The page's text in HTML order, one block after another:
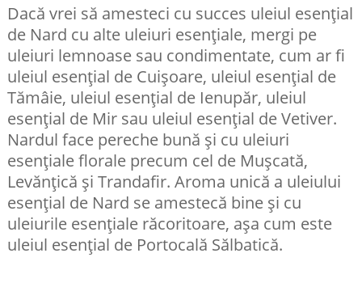
Dacă vrei să amesteci cu succes uleiul esențial
de Nard cu alte uleiuri esențiale, mergi pe
uleiuri lemnoase sau condimentate, cum ar fi
uleiul esențial de Cuișoare, uleiul esențial de
Tămâie, uleiul esențial de Ienupăr, uleiul
esențial de Mir sau uleiul esențial de Vetiver.
Nardul face pereche bună și cu uleiuri
esențiale florale precum cel de Mușcată,
Levănțică și Trandafir. Aroma unică a uleiului
esențial de Nard se amestecă bine și cu
uleiurile esențiale răcoritoare, așa cum este
uleiul esențial de Portocală Sălbatică.